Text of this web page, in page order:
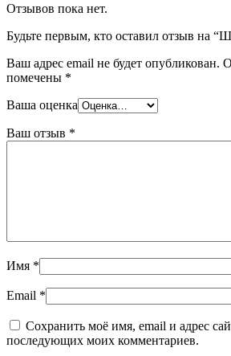
Отзывов пока нет.
Будьте первым, кто оставил отзыв на
Ваш адрес email не будет опубликован.
помечены *
Ваша оценка
Ваш отзыв *
Имя *
Email *
Сохранить моё имя, email и адрес
последующих моих комментариев.